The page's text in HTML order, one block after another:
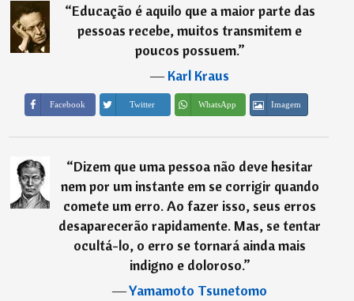
“Educação é aquilo que a maior parte das
pessoas recebe, muitos transmitem e
poucos possuem.”
―Karl Kraus
Facebook Twitter WhatsApp Imagem
“Dizem que uma pessoa não deve hesitar
nem por um instante em se corrigir quando
comete um erro. Ao fazer isso, seus erros
desaparecerão rapidamente. Mas, se tentar
ocultá-lo, o erro se tornará ainda mais
indigno e doloroso.”
―Yamamoto Tsunetomo